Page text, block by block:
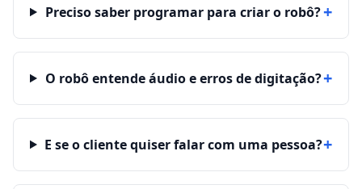
Preciso saber programar para criar o robô?+
O robô entende áudio e erros de digitação?+
E se o cliente quiser falar com uma pessoa?+